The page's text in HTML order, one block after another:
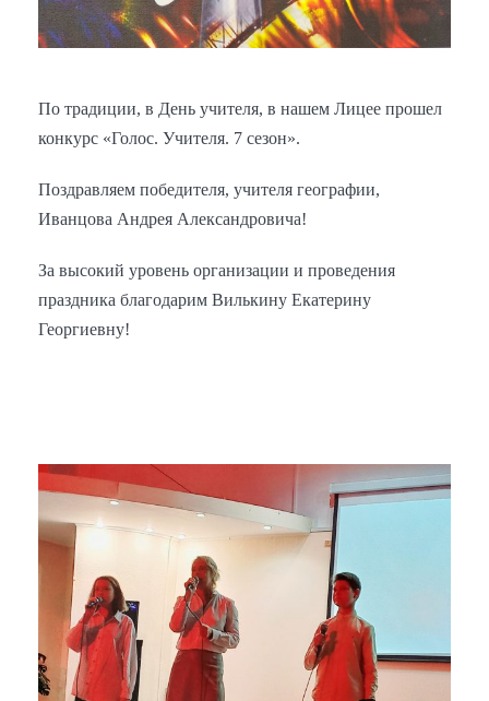
По традиции, в День учителя, в нашем Лицее прошел
конкурс «Голос. Учителя. 7 сезон».
Поздравляем победителя, учителя географии,
Иванцова Андрея Александровича!
За высокий уровень организации и проведения
праздника благодарим Вилькину Екатерину
Георгиевну!